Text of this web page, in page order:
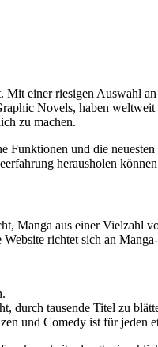
einer riesigen Auswahl
Novels, haben
zu machen.
Funktionen und die
herausholen
Manga aus einer Vielzahl
richtet sich an
durch tausende Titel zu
und Comedy ist für jeden